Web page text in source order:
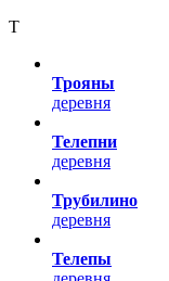
Т
Трояны
деревня
Телепни
деревня
Трубилино
деревня
Телепы